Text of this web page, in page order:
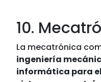
10.
La mecatrónica
ingeniería
informática para